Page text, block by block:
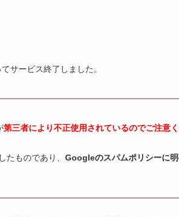
サービス終了しました。
第三者により不正使用されているのでご注意
たものであり、 Googleのスパムポリシーに